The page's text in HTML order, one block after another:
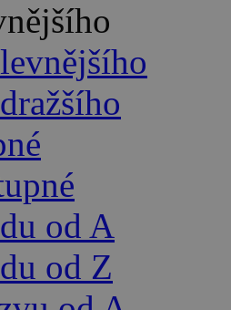
od A
od Z